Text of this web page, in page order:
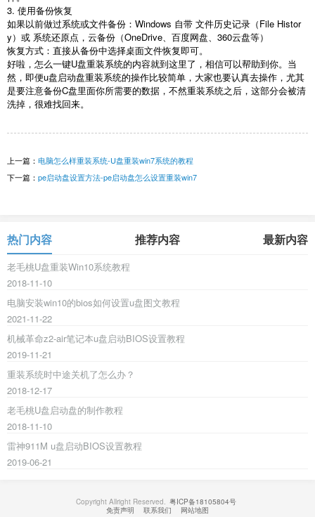
3. 使用备份恢复
如果以前做过系统或文件备份： Windows 自带 文件历史记录（File Histor
y）或 系统还原点，云备份（OneDrive 、百度网盘、 360云盘等）
恢复方式：直接从备份中选择桌面文件恢复即可。
好啦，怎么一键U盘重装系统的内容就到这里了，相信可以帮助到你。当
然，即便u盘启动盘重装系统的操作比较简单，大家也要认真去操作，尤其
是要注意备份C盘里面你所需要的数据，不然重装系统之后，这部分会被清
洗掉，很难找回来。
上一篇： 电脑怎么样重装系统-U盘重装win7系统的教程
下一篇： pe启动盘设置方法-pe启动盘怎么设置重装win7
热门内容 推荐内容 最新内容
老毛桃U盘重装Win10系统教程
2018-11-10
电脑安装win10的bios如何设置u盘图文教程
2021-11-22
机械革命z2-air笔记本u盘启动BIOS设置教程
2019-11-21
重装系统时中途关机了怎么办？
2018-12-17
老毛桃U盘启动盘的制作教程
2018-11-10
雷神911M u盘启动BIOS设置教程
2019-06-21
Copyright Allright Reserved.
粤ICP备18105804号
免责声明
联系我们 网站地图